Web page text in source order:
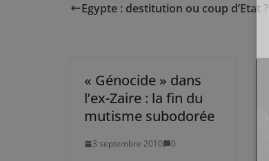
Egypte : destitution ou coup d’Etat ?
« Génocide » dans
l’ex-Zaire : la fin du
mutisme subodorée
3 septembre 2010 0